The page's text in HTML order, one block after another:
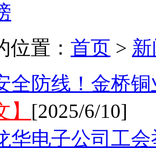
位置： 首页 >
全防线！金桥
】 [2025/6/10]
华电子公司工